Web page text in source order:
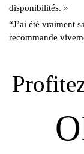
disponibilités. »
“J’ai été vraiment
recommande